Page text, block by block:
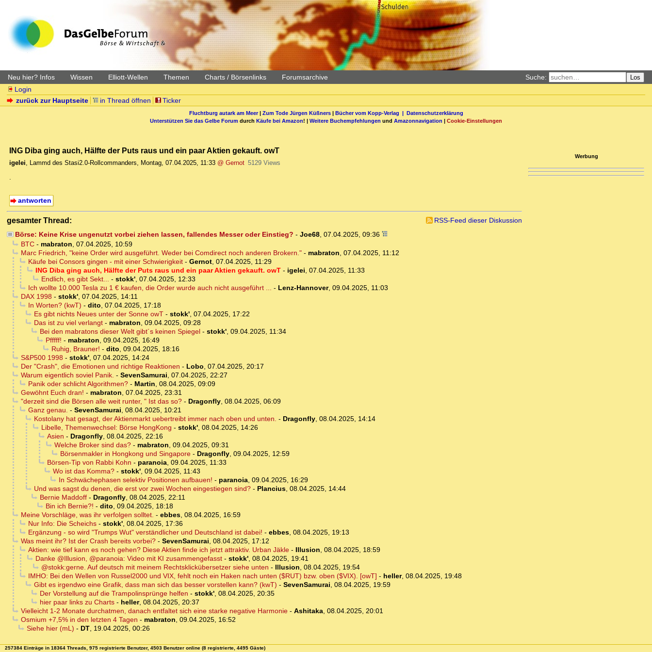
Neu hier? Infos Wissen Elliott-Wellen Themen Charts / Börsenlinks Forumsarchive Suche: Los
Login
zurück zur Hauptseite
in Thread öffnen Ticker
Fluchtburg autark am Meer| Zum Tode Jürgen Küßners| Bücher vom Kopp-Verlag | Datenschutzerklärung
Unterstützen Sie das Gelbe Forum durch Käufe bei Amazon! | Weitere Buchempfehlungen und Amazonnavigation | Cookie-Einstellungen
ING Diba ging auch, Hälfte der Puts raus und ein paar Aktien gekauft. owT
igelei, Lammd des Stasi2.0-Rollcommanders, Montag, 07.04.2025, 11:33 @ Gernot 5129 Views
.
antworten
gesamter Thread:
RSS-Feed dieser Diskussion
Börse: Keine Krise ungenutzt vorbei ziehen lassen, fallendes Messer oder Einstieg? - Joe68, 07.04.2025, 09:36
BTC- mabraton, 07.04.2025, 10:59
Marc Friedrich, "keine Order wird ausgeführt. Weder bei Comdirect noch anderen Brokern."- mabraton, 07.04.2025, 11:12
Käufe bei Consors gingen - mit einer Schwierigkeit- Gernot, 07.04.2025, 11:29
ING Diba ging auch, Hälfte der Puts raus und ein paar Aktien gekauft. owT- igelei, 07.04.2025, 11:33
Endlich, es gibt Sekt... - stokk', 07.04.2025, 12:33
Ich wollte 10.000 Tesla zu 1 € kaufen, die Order wurde auch nicht ausgeführt ... - Lenz-Hannover, 09.04.2025, 11:03
DAX 1998- stokk', 07.04.2025, 14:11
In Worten? (kwT) - dito, 07.04.2025, 17:18
Es gibt nichts Neues unter der Sonne owT- stokk', 07.04.2025, 17:22
Das ist zu viel verlangt- mabraton, 09.04.2025, 09:28
Bei den mabratons dieser Welt gibt´s keinen Spiegel- stokk', 09.04.2025, 11:34
Pfffff! - mabraton, 09.04.2025, 16:49
Ruhig, Brauner! - dito, 09.04.2025, 18:16
S&P500 1998- stokk', 07.04.2025, 14:24
Der "Crash", die Emotionen und richtige Reaktionen - Lobo, 07.04.2025, 20:17
Warum eigentlich soviel Panik. - SevenSamurai, 07.04.2025, 22:27
Panik oder schlicht Algorithmen?- Martin, 08.04.2025, 09:09
Gewöhnt Euch dran! - mabraton, 07.04.2025, 23:31
"derzeit sind die Börsen alle weit runter, " Ist das so?- Dragonfly, 08.04.2025, 06:09
Ganz genau. - SevenSamurai, 08.04.2025, 10:21
Kostolany hat gesagt, der Aktienmarkt uebertreibt immer nach oben und unten. - Dragonfly, 08.04.2025, 14:14
Libelle, Themenwechsel: Börse HongKong - stokk', 08.04.2025, 14:26
Asien - Dragonfly, 08.04.2025, 22:16
Welche Broker sind das?- mabraton, 09.04.2025, 09:31
Börsenmakler in Hongkong und Singapore- Dragonfly, 09.04.2025, 12:59
Börsen-Tip von Rabbi Kohn - paranoia, 09.04.2025, 11:33
Wo ist das Komma?- stokk', 09.04.2025, 11:43
In Schwächephasen selektiv Positionen aufbauen! - paranoia, 09.04.2025, 16:29
Und was sagst du denen, die erst vor zwei Wochen eingestiegen sind?- Plancius, 08.04.2025, 14:44
Bernie Maddoff- Dragonfly, 08.04.2025, 22:11
Bin ich Bernie?! - dito, 09.04.2025, 18:18
Meine Vorschläge, was ihr verfolgen solltet. - ebbes, 08.04.2025, 16:59
Nur Info: Die Scheichs- stokk', 08.04.2025, 17:36
Ergänzung - so wird "Trumps Wut" verständlicher und Deutschland ist dabei! - ebbes, 08.04.2025, 19:13
Was meint ihr? Ist der Crash bereits vorbei?- SevenSamurai, 08.04.2025, 17:12
Aktien: wie tief kann es noch gehen? Diese Aktien finde ich jetzt attraktiv. Urban Jäkle- Illusion, 08.04.2025, 18:59
Danke @Illusion, @paranoia: Video mit KI zusammengefasst- stokk', 08.04.2025, 19:41
@stokk:gerne. Auf deutsch mit meinem Rechtsklickübersetzer siehe unten - Illusion, 08.04.2025, 19:54
IMHO: Bei den Wellen von Russel2000 und VIX, fehlt noch ein Haken nach unten ($RUT) bzw. oben ($VIX). [owT] - heller, 08.04.2025, 19:48
Gibt es irgendwo eine Grafik, dass man sich das besser vorstellen kann? (kwT) - SevenSamurai, 08.04.2025, 19:59
Der Vorstellung auf die Trampolinsprünge helfen - stokk', 08.04.2025, 20:35
hier paar links zu Charts- heller, 08.04.2025, 20:37
Vielleicht 1-2 Monate durchatmen, danach entfaltet sich eine starke negative Harmonie- Ashitaka, 08.04.2025, 20:01
Osmium +7,5% in den letzten 4 Tagen - mabraton, 09.04.2025, 16:52
Siehe hier (mL) - DT, 19.04.2025, 00:26
Werbung
257384 Einträge in 18364 Threads, 975 registrierte Benutzer, 4503 Benutzer online (8 registrierte, 4495 Gäste)